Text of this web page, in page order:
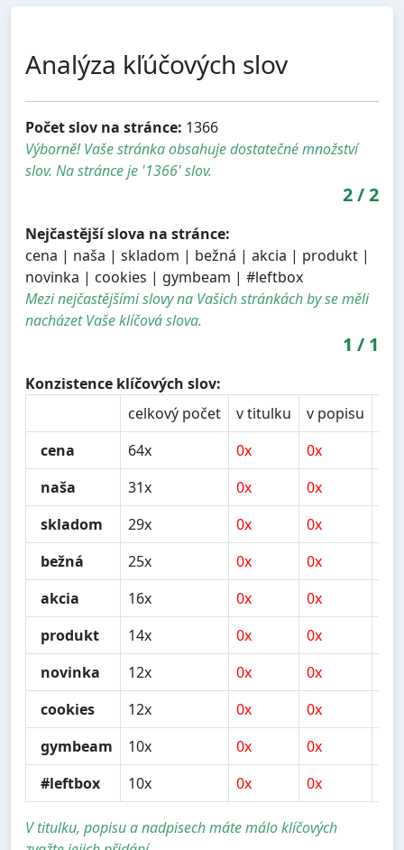
Analýza kľúčových slov
Počet slov na stránce: 1366
Výborně! Vaše stránka obsahuje dostatečné množství
slov. Na stránce je '1366' slov.
2/2
Nejčastější slova na stránce:
cena | naša | skladom | bežná | akcia | produkt |
novinka | cookies | gymbeam | #leftbox
Mezi nejčastějšími slovy na Vašich stránkách by se měli
nacházet Vaše klíčová slova.
1 / 1
Konzistence klíčových slov:
celkový počet
v titulku v popisu
cena
64x 0x 0x
naša
31x 0x 0x
skladom
29x 0x 0x
bežná
25x 0x 0x
akcia
16x 0x 0x
produkt
14x 0x 0x
novinka
12x 0x 0x
cookies
12x 0x 0x
gymbeam
10x 0x 0x
#leftbox
10x 0x 0x
V titulku, popisu a nadpisech máte málo klíčových